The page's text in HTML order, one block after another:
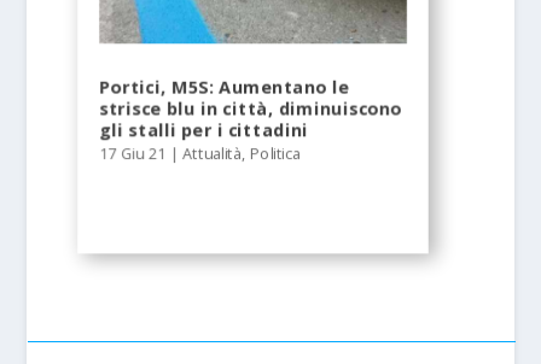
Portici, M5S: Aumentano le
strisce blu in città, diminuiscono
gli stalli per i cittadini
17 Giu 21 |Attualità, Politica